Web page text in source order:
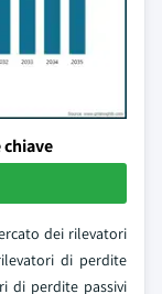
dei rilevatori
di perdite
di perdite passivi